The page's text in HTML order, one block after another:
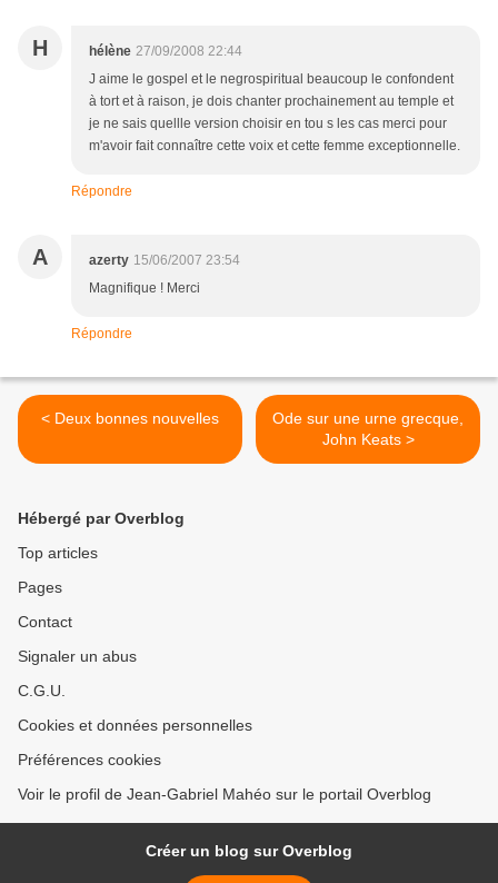
H hélène 27/09/2008 22:44
J aime le gospel et le negrospiritual beaucoup le confondent
à tort et à raison, je dois chanter prochainement au temple et
je ne sais quellle version choisir en tou s les cas merci pour
m'avoir fait connaître cette voix et cette femme exceptionnelle.
Répondre
A azerty 15/06/2007 23:54
Magnifique ! Merci
Répondre
< Deux bonnes nouvelles
Ode sur une urne grecque,
John Keats >
Hébergé par Overblog
Top articles
Pages
Contact
Signaler un abus
C.G.U.
Cookies et données personnelles
Préférences cookies
Voir le profil de Jean-Gabriel Mahéo sur le portail Overblog
Créer un blog sur Overblog